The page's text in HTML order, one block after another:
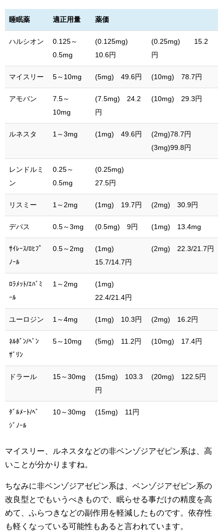
睡眠薬 適正用量 薬価
ハルシオン
0.125～
0.5mg
(0.125mg)
10.6円
(0.25mg) 15.2
円
マイスリー 5～10mg (5mg) 49.6円 (10mg) 78.7円
アモバン
7.5～
10mg
(7.5mg) 24.2
円
(10mg) 29.3円
ルネスタ 1～3mg (1mg) 49.6円
(2mg)78.7円
(3mg)99.8円
レンドルミ
ン
0.25～
0.5mg
(0.25mg)
27.5円
リスミー 1～2mg (1mg) 19.7円 (2mg) 30.9円
デパス 0.5～3mg (0.5mg) 9円 (1mg) 13.4mg
ｻｲﾚｰｽ/ﾛﾋﾌﾟ
ﾉｰﾙ
0.5～2mg
(1mg)
15.7/14.7円
(2mg) 22.3/21.7円
ﾛﾗﾒｯﾄ/ｴﾊﾞﾐ
ｰﾙ
1～2mg
(1mg)
22.4/21.4円
ユーロジン 1～4mg (1mg) 10.3円 (2mg) 16.2円
ﾈﾙﾎﾞﾝ/ﾍﾞﾝ
ｻﾞﾘﾝ
5～10mg (5mg) 11.2円 (10mg) 17.4円
ドラール 15～30mg
(15mg) 103.3
円
(20mg) 122.5円
ﾀﾞﾙﾒｰﾄ/ﾍﾞ
ｼﾞﾉｰﾙ
10～30mg (15mg) 11円
マイスリー、ルネスタなどの非ベンゾジアゼピン系は、高
いことが分かりますね。
ちなみに非ベンゾジアゼピン系は、ベンゾジアゼピン系の
改良型とでもいうべきもので、眠らせる事だけの精度を高
めて、ふらつきなどの副作用を軽減したものです。依存性
も軽くなっている可能性もあると言われています。